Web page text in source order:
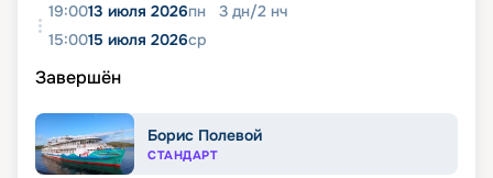
19:0013 июля 2026пн 3 дн/2 нч
15:0015 июля 2026ср
Завершён
Борис Полевой
СТАНДАРТ